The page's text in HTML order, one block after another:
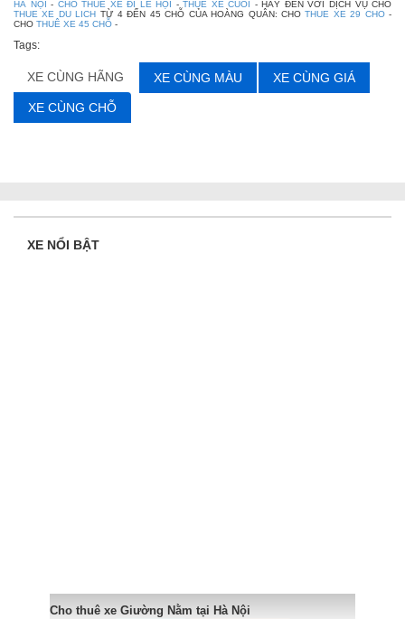
HÀ NỘI - CHO THUÊ XE ĐI LỄ HỘI -THUE XE CUOI - HÃY ĐẾN VỚI DỊCH VỤ CHO
THUE XE DU LICH TỪ 4 ĐẾN 45 CHỖ CỦA HOÀNG QUÂN: CHOTHUE XE 29 CHO-
CHO THUÊ XE 45 CHỖ -
Tags:
XE CÙNG HÃNG XE CÙNG MÀU XE CÙNG GIÁ
XE CÙNG CHỖ
XE NỔI BẬT
Cho thuê xe Giường Nằm tại Hà Nội